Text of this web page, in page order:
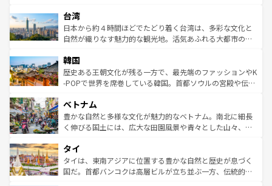
情報は
人々、おいしいローカルフードやハワイアンミュージッ
ク、伝統的なフラダンスなど、すべてがハワイの魅力を彩
っている。訪れるたびに新しい発見と感動が待っているハ
はコンテンツ一覧
リアリーフや大陸中央部にそびえるウルル（エアーズロッ
ク）、タスマニアの美しい原生林やケアンズの熱帯雨林な
ど、見どころがたくさん。また、カフェやワイン、オージ
いる。アクティビティも充実しており、サーフィンやダイ
ビング、ハイキングなど、アウトドア好きにはたまらな
い。オーストラリアの多彩な魅力を存分に味わいつくそ
参照してほしい。
台湾
日本から約４時間ほどでたどり着く台湾は、多彩な文化と
自然が織りなす魅力的な観光地。活気あふれる大都市の台
ン）、静ひつな山岳地帯である台湾東部など、都市の喧騒
と山間の静けさが共存しており、訪れる人に新しい発見と
驚きをもたらしてくれる。また、奥深い台湾の食文化も魅
容にもいいと評判のスイーツなど、バラエティ豊かな料理
が味わえる。 なお、新着の台湾情報は コンテンツ一覧を参
照してほしい。
韓国
歴史ある王朝文化が残る一方で、最先端のファッションやK
-POPで世界を席巻している韓国。首都ソウルの宮殿や伝統
き、地方に足を延ばせば四季折々の自然美を楽しむことが
できる。そして、キムチや焼肉、絶品のストリートフード
まで、さまざまな韓国料理が待っている。夜には、韓国な
リティに包まれながら、韓国の多彩な魅力を心ゆくまで味
わってみてほしい。 なお、新着の韓国情報はコンテンツ一
覧を参照してほしい。
ベトナム
豊かな自然と多様な文化が魅力的なベトナム。南北に細長
く伸びる国土には、広大な田園風景や青々とした山々、世
急速な発展と共に伝統が息づく。ハノイの古い町並みやホ
ーチミン市のフランス統治時代の建物も、独特の雰囲気を
醸し出している。また、バラエティの豊かさとおいしさで
タイ
タイは、東南アジアに位置する豊かな自然と歴史が息づく
国だ。首都バンコクは高層ビルが立ち並ぶ一方、伝統的な